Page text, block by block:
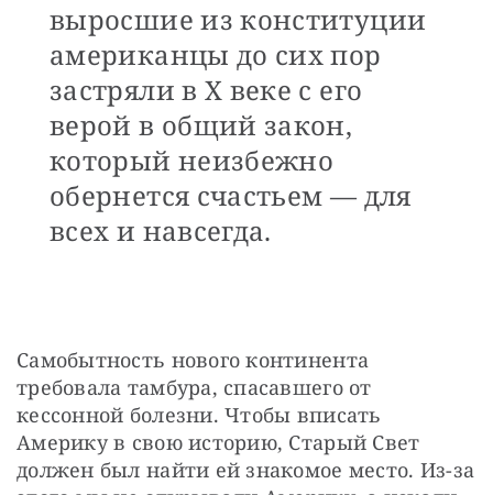
выросшие из конституции
американцы до сих пор
застряли в Х веке с его
верой в общий закон,
который неизбежно
обернется счастьем — для
всех и навсегда.
Самобытность нового континента
требовала тамбура, спасавшего от
кессонной болезни. Чтобы вписать
Америку в свою историю, Старый Свет
должен был найти ей знакомое место. Из-за